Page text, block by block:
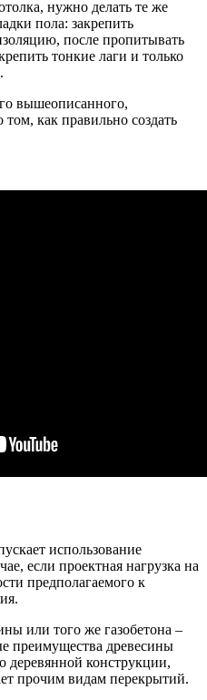
нужно делать те же
пола: закрепить
после пропитывать
тонкие лаги и только
вышеописанного,
том, как правильно создать
использование
если проектная нагрузка на
предполагаемого к
или того же газобетона –
преимущества древесины
деревянной конструкции,
прочим видам перекрытий.